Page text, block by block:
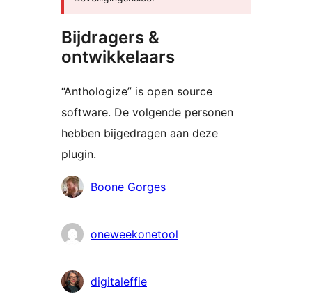
Bijdragers &
ontwikkelaars
“Anthologize” is open source
software. De volgende personen
hebben bijgedragen aan deze
plugin.
BijdragersBoone Gorges
oneweekonetool
digitaleffie